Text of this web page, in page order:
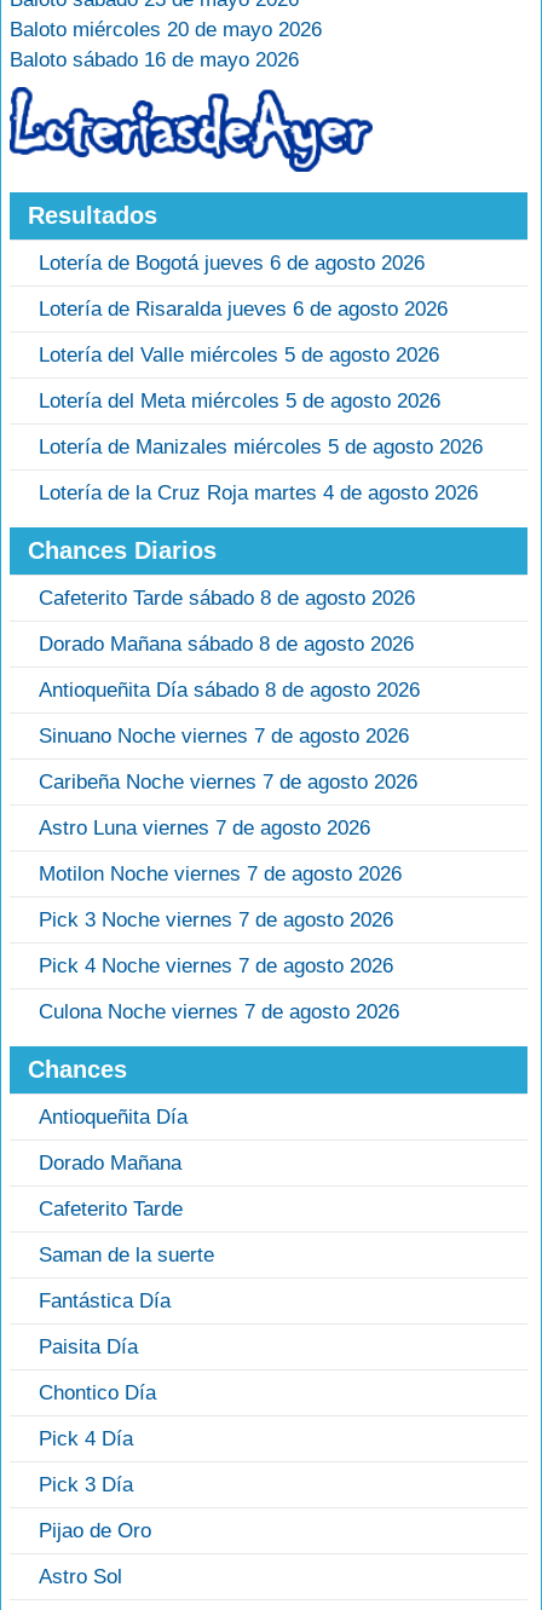
Baloto miércoles 20 de mayo 2026
Baloto sábado 16 de mayo 2026
Resultados
Lotería de Bogotá jueves 6 de agosto 2026
Lotería de Risaralda jueves 6 de agosto 2026
Lotería del Valle miércoles 5 de agosto 2026
Lotería del Meta miércoles 5 de agosto 2026
Lotería de Manizales miércoles 5 de agosto 2026
Lotería de la Cruz Roja martes 4 de agosto 2026
Chances Diarios
Cafeterito Tarde sábado 8 de agosto 2026
Dorado Mañana sábado 8 de agosto 2026
Antioqueñita Día sábado 8 de agosto 2026
Sinuano Noche viernes 7 de agosto 2026
Caribeña Noche viernes 7 de agosto 2026
Astro Luna viernes 7 de agosto 2026
Motilon Noche viernes 7 de agosto 2026
Pick 3 Noche viernes 7 de agosto 2026
Pick 4 Noche viernes 7 de agosto 2026
Culona Noche viernes 7 de agosto 2026
Chances
Antioqueñita Día
Dorado Mañana
Cafeterito Tarde
Saman de la suerte
Fantástica Día
Paisita Día
Chontico Día
Pick 4 Día
Pick 3 Día
Pijao de Oro
Astro Sol